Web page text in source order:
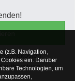
(z.B. Navigation,
ein. Darüber
Technologien, um